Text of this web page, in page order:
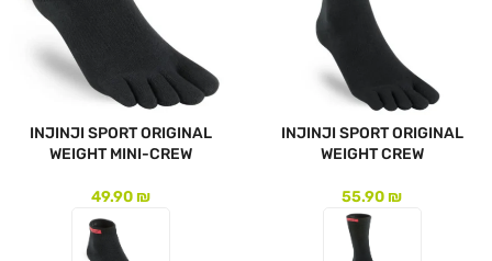
INJINJI SPORT ORIGINAL
WEIGHT CREW
55.90₪
INJINJI SPORT ORIGINAL
WEIGHT MINI-CREW
49.90₪